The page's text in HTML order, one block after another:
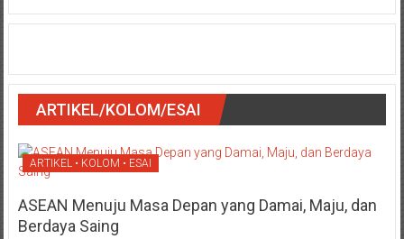
ARTIKEL/KOLOM/ESAI
ARTIKEL • KOLOM • ESAI
ASEAN Menuju Masa Depan yang Damai, Maju, dan
Berdaya Saing